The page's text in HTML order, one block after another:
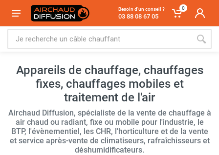
Besoin d'un conseil ?
03 88 08 67 05
0
Appareils de chauffage, chauffages
fixes, chauffages mobiles et
traitement de l'air
Airchaud Diffusion, spécialiste de la vente de chauffage à
air chaud ou radiant, fixe ou mobile pour l'industrie, le
BTP, l'évènementiel, les CHR, l'horticulture et de la vente
et service après-vente de climatiseurs, rafraîchisseurs et
déshumidificateurs.